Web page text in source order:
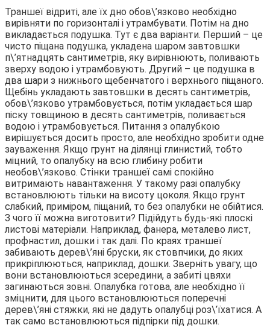
Траншеї відриті, але їх дно обов\’язково необхідно
вирівняти по горизонталі і утрамбувати. Потім на дно
викладається подушка. Тут є два варіанти. Перший – це
чисто піщана подушка, укладена шаром завтовшки
п\’ятнадцять сантиметрів, яку вирівнюють, поливають
зверху водою і утрамбовують. Другий – це подушка в
два шари з нижнього щебенчатого і верхнього піщаного.
Щебінь укладають завтовшки в десять сантиметрів,
обов\’язково утрамбовується, потім укладається шар
піску товщиною в десять сантиметрів, поливається
водою і утрамбовується. Питання з опалубкою
вирішується досить просто, але необхідно зробити одне
зауваження. Якщо грунт на ділянці глинистий, тобто
міцний, то опалубку на всю глибину робити
необов\’язково. Стінки траншеї самі спокійно
витримають навантаження. У такому разі опалубку
встановлюють тільки на висоту цоколя. Якщо грунт
слабкий, приміром, піщаний, то без опалубки не обійтися.
З чого її можна виготовити? Підійдуть будь-які плоскі
листові матеріали. Наприклад, фанера, металево лист,
профнастил, дошки і так далі. По краях траншеї
забивають дерев\’яні бруски, як стовпчики, до яких
прикріплюються, наприклад, дошки. Зверніть увагу, що
вони встановлюються зсередини, а забиті цвяхи
загинаються зовні. Опалубка готова, але необхідно її
зміцнити, для цього встановлюються поперечні
дерев\’яні стяжки, які не дадуть опалубці роз\’їхатися. А
так само встановлюються підпірки під дошки.